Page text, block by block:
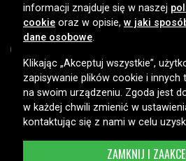
Copyright © 2026,
informacji znajduje się w naszej
cookie oraz w opisie, w jaki
dane osobowe.
Klikając „Akceptuj wszystkie”,
zapisywanie plików cookie i innych
na swoim urządzeniu. Zgoda jest
w każdej chwili zmienić w
kontaktując się z nami w celu
ZAMKNIJ I